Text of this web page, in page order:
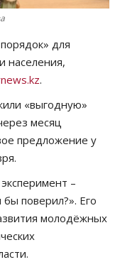
для
населения,
.
«выгодную»
месяц
предложение у
–
поверил?». Его
молодёжных